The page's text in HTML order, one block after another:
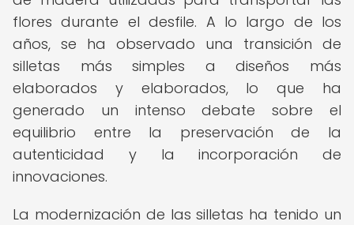
flores durante el desfile. A lo largo de los
años, se ha observado una transición de
silletas más simples a diseños más
elaborados y elaborados, lo que ha
generado un intenso debate sobre el
equilibrio entre la preservación de la
autenticidad y la incorporación de
innovaciones.
La modernización de las silletas ha tenido un